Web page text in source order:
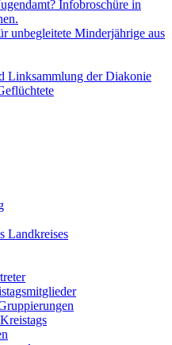
Infobroschüre in
unbegleitete Minderjährige aus
Linksammlung der Diakonie
Landkreises